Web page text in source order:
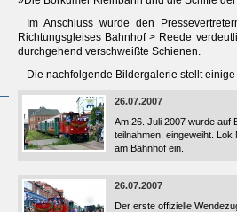
Im Anschluss wurde den
Richtungsgleises Bahnhof > Reede
durchgehend verschweißte Schienen.
Die nachfolgende Bildergalerie stellt
26.07.2007
Am 26. Juli 2007 wurde auf
teilnahmen, eingeweiht.
am Bahnhof ein.
26.07.2007
Der erste offizielle